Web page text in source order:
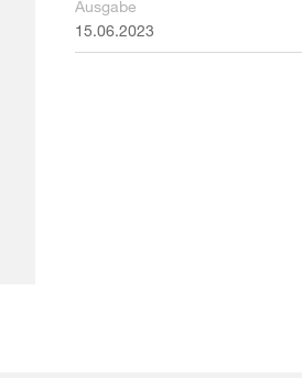
Ausgabe
15.06.2023